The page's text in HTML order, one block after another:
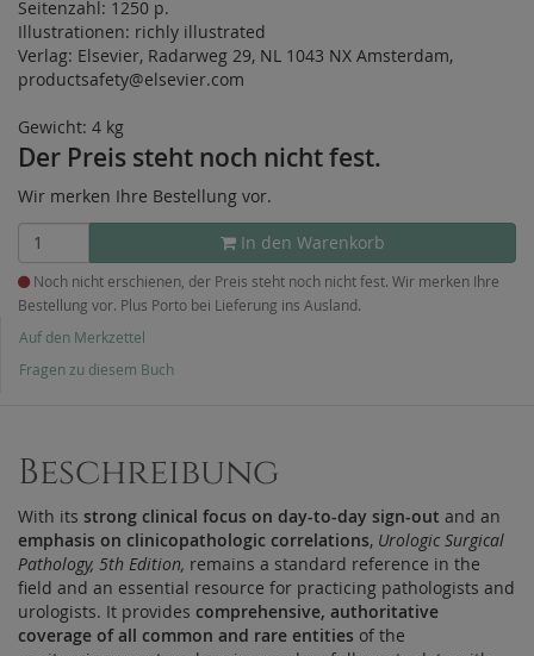
Seitenzahl: 1250 p.
Illustrationen: richly illustrated
Verlag: Elsevier, Radarweg 29, NL 1043 NX Amsterdam,
productsafety@elsevier.com
Gewicht: 4 kg
Der Preis steht noch nicht fest.
Wir merken Ihre Bestellung vor.
In den Warenkorb
Noch nicht erschienen, der Preis steht noch nicht fest. Wir merken Ihre
Bestellung vor. Plus Porto bei Lieferung ins Ausland.
Auf den Merkzettel
Fragen zu diesem Buch
Beschreibung
With its strong clinical focus on day-to-day sign-out and an
emphasis on clinicopathologic correlations, Urologic Surgical
Pathology, 5th Edition, remains a standard reference in the
field and an essential resource for practicing pathologists and
urologists. It provides comprehensive, authoritative
coverage of all common and rare entities of the